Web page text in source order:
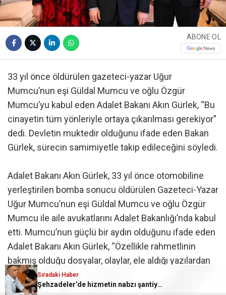
ABONE OL
33 yıl önce öldürülen gazeteci-yazar Uğur
Mumcu’nun eşi Güldal Mumcu ve oğlu Özgür
Mumcu’yu kabul eden Adalet Bakanı Akın Gürlek, “Bu
cinayetin tüm yönleriyle ortaya çıkarılması gerekiyor”
dedi. Devletin muktedir olduğunu ifade eden Bakan
Gürlek, sürecin samimiyetle takip edileceğini söyledi.
Adalet Bakanı Akın Gürlek, 33 yıl önce otomobiline
yerleştirilen bomba sonucu öldürülen Gazeteci-Yazar
Uğur Mumcu’nun eşi Güldal Mumcu ve oğlu Özgür
Mumcu ile aile avukatlarını Adalet Bakanlığı’nda kabul
etti. Mumcu’nun güçlü bir aydın olduğunu ifade eden
Adalet Bakanı Akın Gürlek, “Özellikle rahmetlinin
bakmış olduğu dosyalar, olaylar, ele aldığı yazılardan
dolayı bir kesimin radarına girdiğini düşünüyoruz. Bu
konuda devlet sonuna kadar kararlıkla mücadele
Sıradaki Haber
Şehzadeler’de hizmetin nabzı şantiyede tutuldu